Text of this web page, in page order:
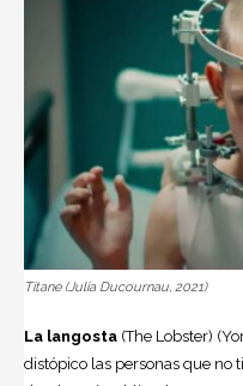
Titane (Julia Ducournau, 2021)
La langosta (The Lobster)
distópico las personas que no